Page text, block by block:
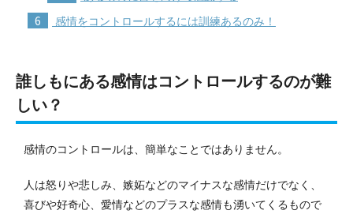
6 感情をコントロールするには訓練あるのみ！
誰しもにある感情はコントロールするのが難
しい？
感情のコントロールは、簡単なことではありません。
人は怒りや悲しみ、嫉妬などのマイナスな感情だけでなく、
喜びや好奇心、愛情などのプラスな感情も湧いてくるもので